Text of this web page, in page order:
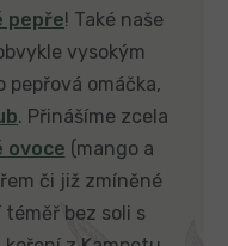
pepře! Také naše
vysokým
pepřová omáčka,
. Přinášíme zcela
ovoce (mango a
či již zmíněné
bez soli s